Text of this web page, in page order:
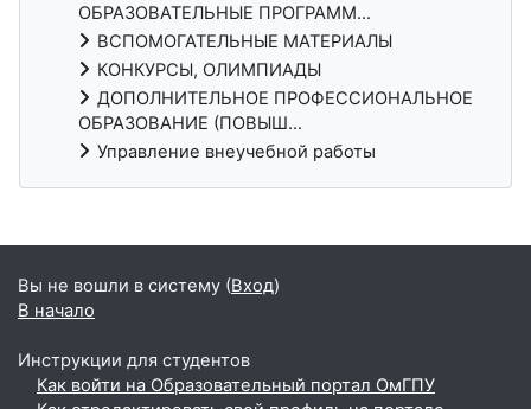
ОБРАЗОВАТЕЛЬНЫЕ ПРОГРАММ...
ВСПОМОГАТЕЛЬНЫЕ МАТЕРИАЛЫ
КОНКУРСЫ, ОЛИМПИАДЫ
ДОПОЛНИТЕЛЬНОЕ ПРОФЕССИОНАЛЬНОЕ
ОБРАЗОВАНИЕ (ПОВЫШ...
Управление внеучебной работы
Дополнительные блоки
Вы не вошли в систему (Вход)
В начало
Инструкции для студентов
Как войти на Образовательный портал ОмГПУ